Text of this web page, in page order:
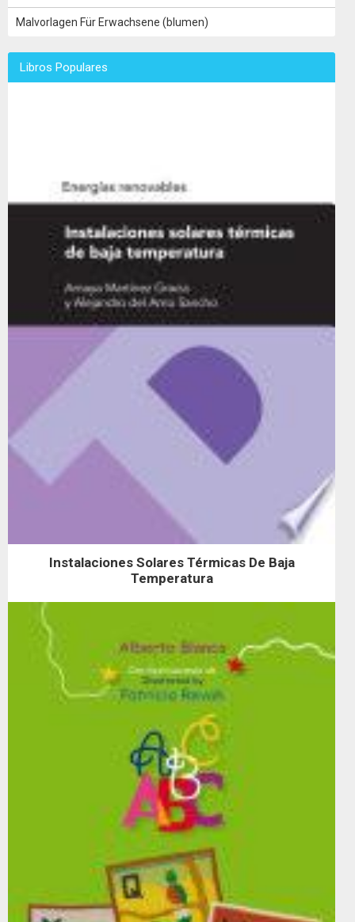
Malvorlagen Für Erwachsene (blumen)
Libros Populares
Instalaciones Solares Térmicas De Baja
Temperatura